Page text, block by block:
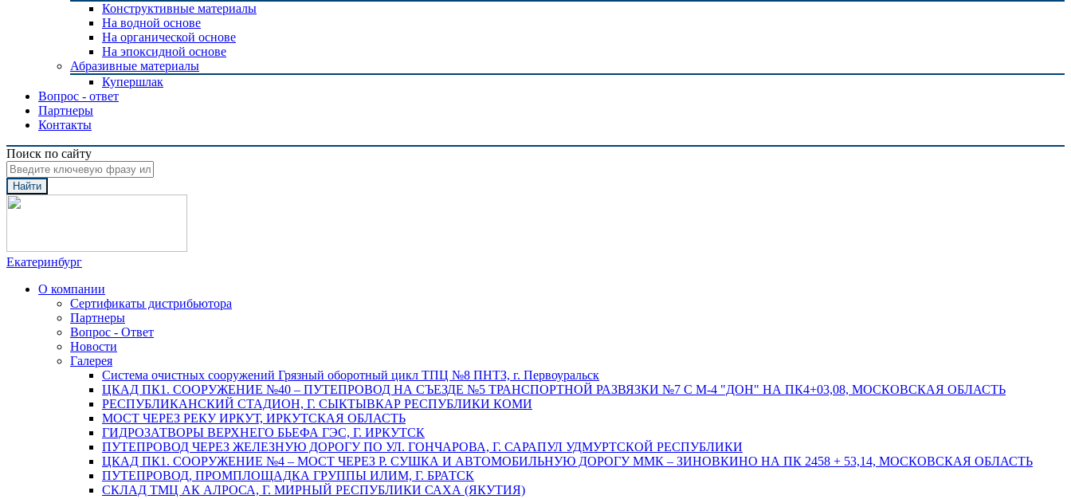
Конструктивные материалы
На водной основе
На органической основе
На эпоксидной основе
Абразивные материалы
Купершлак
Вопрос - ответ
Партнеры
Контакты
Поиск по сайту
Найти
Екатеринбург
О компании
Сертификаты дистрибьютора
Партнеры
Вопрос - Ответ
Новости
Галерея
Система очистных сооружений Грязный оборотный цикл ТПЦ №8 ПНТЗ, г. Первоуральск
ЦКАД ПК1. СООРУЖЕНИЕ №40 – ПУТЕПРОВОД НА СЪЕЗДЕ №5 ТРАНСПОРТНОЙ РАЗВЯЗКИ №7 С М-4 "ДОН" НА ПК4+03,08, МОСКОВСКАЯ ОБЛАСТЬ
РЕСПУБЛИКАНСКИЙ СТАДИОН, Г. СЫКТЫВКАР РЕСПУБЛИКИ КОМИ
МОСТ ЧЕРЕЗ РЕКУ ИРКУТ, ИРКУТСКАЯ ОБЛАСТЬ
ГИДРОЗАТВОРЫ ВЕРХНЕГО БЬЕФА ГЭС, Г. ИРКУТСК
ПУТЕПРОВОД ЧЕРЕЗ ЖЕЛЕЗНУЮ ДОРОГУ ПО УЛ. ГОНЧАРОВА, Г. САРАПУЛ УДМУРТСКОЙ РЕСПУБЛИКИ
ЦКАД ПК1. СООРУЖЕНИЕ №4 – МОСТ ЧЕРЕЗ Р. СУШКА И АВТОМОБИЛЬНУЮ ДОРОГУ ММК – ЗИНОВКИНО НА ПК 2458 + 53,14, МОСКОВСКАЯ ОБЛАСТЬ
ПУТЕПРОВОД, ПРОМПЛОЩАДКА ГРУППЫ ИЛИМ, Г. БРАТСК
СКЛАД ТМЦ АК АЛРОСА, Г. МИРНЫЙ РЕСПУБЛИКИ САХА (ЯКУТИЯ)